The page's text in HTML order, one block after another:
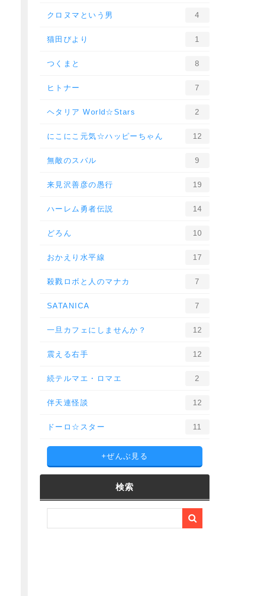
クロヌマという男 4
猫田びより 1
つくまと 8
ヒトナー 7
ヘタリア World☆Stars 2
にこにこ元気☆ハッピーちゃん 12
無敵のスバル 9
来見沢善彦の愚行 19
ハーレム勇者伝説 14
どろん 10
おかえり水平線 17
殺戮ロボと人のマナカ 7
SATANICA 7
一旦カフェにしませんか？ 12
震える右手 12
続テルマエ・ロマエ 2
伴天連怪談 12
ドーロ☆スター 11
+ぜんぶ見る
検索